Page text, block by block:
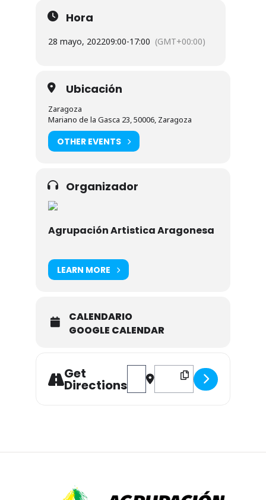
Hora
28 mayo, 202209:00-17:00 (GMT+00:00)
Ubicación
Zaragoza
Mariano de la Gasca 23, 50006, Zaragoza
OTHER EVENTS
Organizador
Agrupación Artistica Aragonesa
LEARN MORE
CALENDARIO
GOOGLE CALENDAR
Get
Directions
Address - XVII CONCURSO DE
Destination Address - XVII